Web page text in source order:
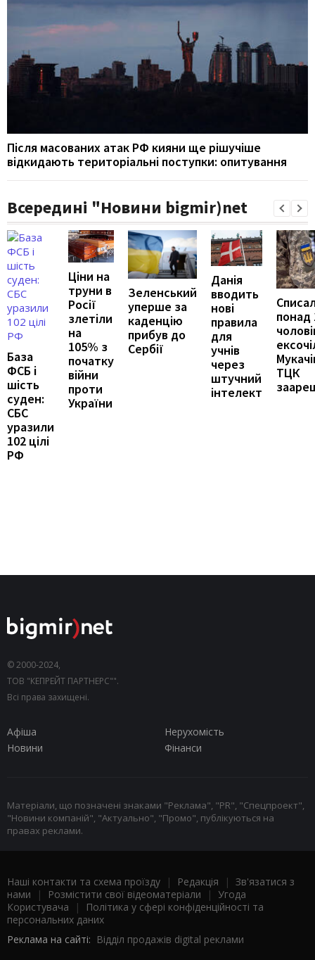
Після масованих атак РФ кияни ще рішучіше
відкидають територіальні поступки: опитування
Всередині "Новини bigmir)net
База
ФСБ і
шість
суден:
СБС
уразили
102 цілі
РФ
Ціни на
труни в
Росії
злетіли
на
105% з
початку
війни
проти
України
Зеленський
уперше за
каденцію
прибув до
Сербії
Данія
вводить
нові
правила
для
учнів
через
штучний
інтелект
понад
ТЦК
© 2000-2024,
ТОВ "КЕПРЕЙТ ПАРТНЕРС"".
Всі права захищені.
Афіша
Нерухомість
Новини
Фінанси
Матеріали, що позначені знаками "Реклама", "PR", "Спецпроект",
"Новини компаній", "Актуально", "Промо", публікуються на
правах реклами.
Наші контакти та схема проїзду | Редакція | Зв'язатися з
нами | Розмістити свої відеоматеріали | Угода
Користувача |
Політика у сфері конфіденційності та
персональних даних
Реклама на сайті: Відділ продажів digital реклами